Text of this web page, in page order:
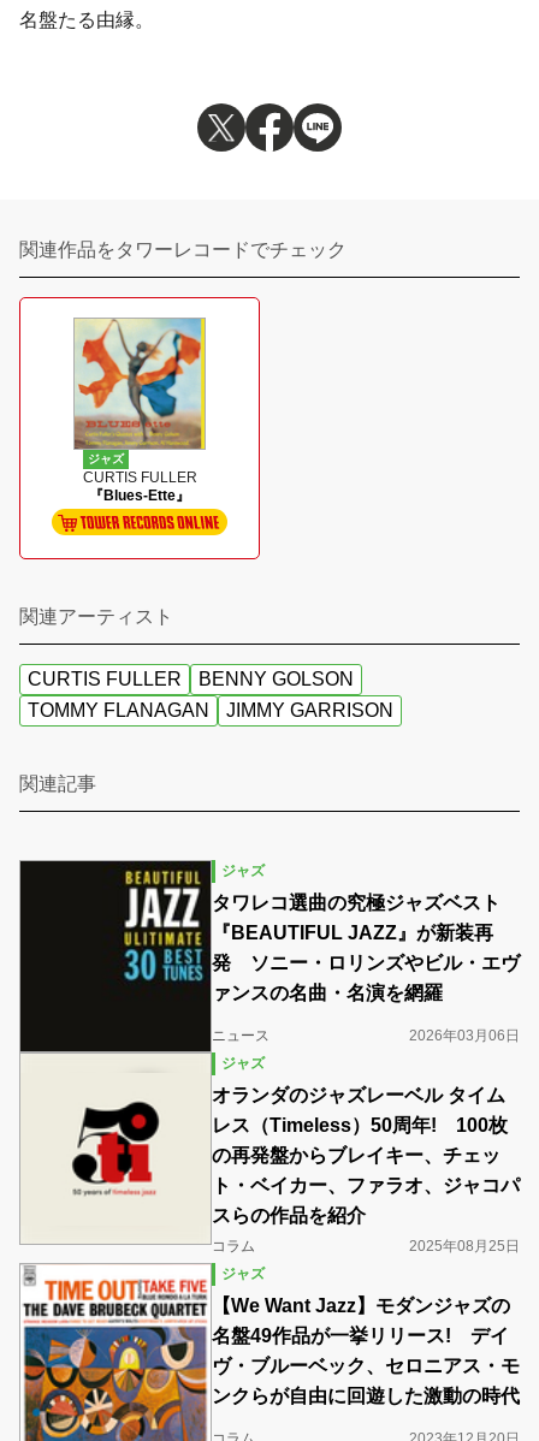
名盤たる由縁。
関連作品をタワーレコードでチェック
ジャズ
CURTIS FULLER
『Blues-Ette』
関連アーティスト
CURTIS FULLER
BENNY GOLSON
TOMMY FLANAGAN
JIMMY GARRISON
関連記事
ジャズ
タワレコ選曲の究極ジャズベスト
『BEAUTIFUL JAZZ』が新装再
発 ソニー・ロリンズやビル・エヴ
ァンスの名曲・名演を網羅
ニュース
2026年03月06日
ジャズ
オランダのジャズレーベル タイム
レス（Timeless）50周年! 100枚
の再発盤からブレイキー、チェッ
ト・ベイカー、ファラオ、ジャコパ
スらの作品を紹介
コラム
2025年08月25日
ジャズ
【We Want Jazz】モダンジャズの
名盤49作品が一挙リリース! デイ
ヴ・ブルーベック、セロニアス・モ
ンクらが自由に回遊した激動の時代